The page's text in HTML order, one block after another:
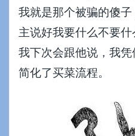
我就是那个被骗的傻
主说好我要什么不要
我下次会跟他说，我
简化了买菜流程。